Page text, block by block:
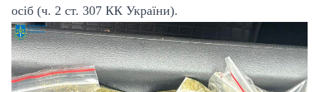
осіб (ч. 2 ст. 307 КК України).